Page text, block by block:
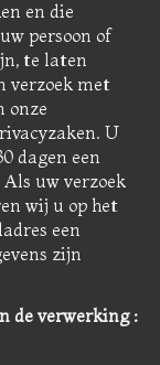
en die
persoon of
te laten
verzoek met
onze
U
dagen een
uw verzoek
wij u op het
een
zijn
de verwerking :